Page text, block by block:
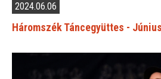
2024.06.06
Háromszék Táncegyüttes -